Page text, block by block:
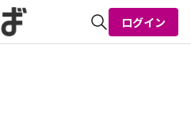
ログイン